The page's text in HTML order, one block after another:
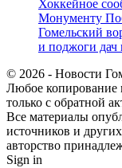
Хоккейное
Монументу
Гомельский
и поджоги дач
© 2026 - Новости
Любое копирование
только с обратной
Все материалы
источников и
авторство
Sign in